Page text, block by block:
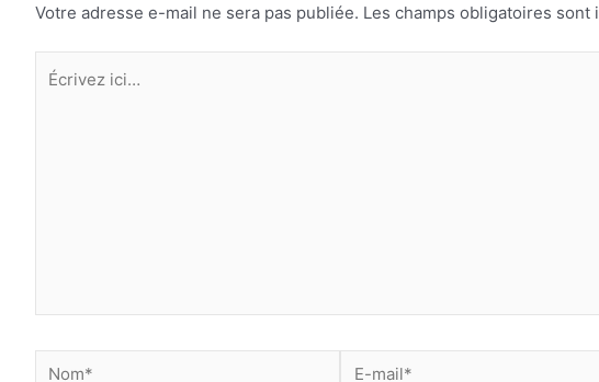
Votre adresse e-mail ne sera pas publiée. Les champs obligatoires sont
Écrivez
Nom* E-